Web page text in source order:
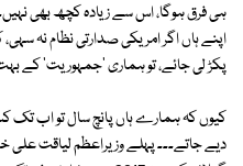
ہی فرق ہوگا، اس سے زیادہ کچھ بھی
اپنے ہاں اگر امریکی صدارتی نظام نہ
پکڑ لی جائے، تو ہماری 'جمہوریت' کے
کیوں کہ ہمارے ہاں پانچ سال تو اب تک
دیے جاتے۔۔۔ پہلے وزیراعظم لیاقت علی